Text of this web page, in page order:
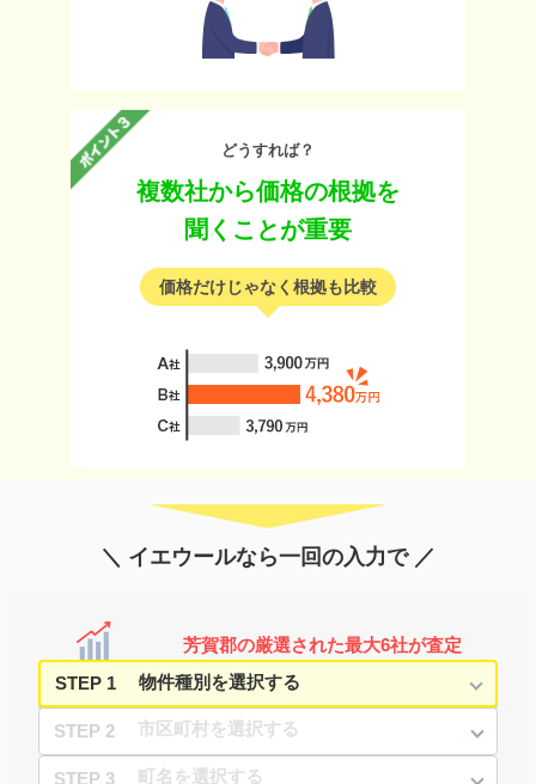
どうすれば？
複数社から価格の根拠を
聞くことが重要
価格だけじゃなく根拠も比較
＼ イエウールなら一回の入力で ／
芳賀郡の厳選された最大6社が査定
STEP 1
STEP 2
STEP 3